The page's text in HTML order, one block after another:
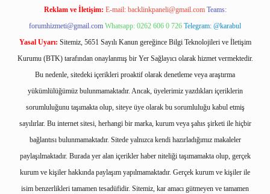
Reklam ve İletişim: E-mail: backlinkpaneli@gmail.com Teams:
forumhizmeti@gmail.com Whatsapp: 0262 606 0 726 Telegram: @karabul
Yasal Uyarı: Sitemiz, 5651 Sayılı Kanun gereğince Bilgi Teknolojileri ve İletişim
Kurumu (BTK) tarafından onaylanmış bir Yer Sağlayıcı olarak hizmet vermektedir.
Bu nedenle, sitedeki içerikleri proaktif olarak denetleme veya araştırma
yükümlülüğümüz bulunmamaktadır. Ancak, üyelerimiz yazdıkları içeriklerin
sorumluluğunu taşımakta olup, siteye üye olarak bu sorumluluğu kabul etmiş
sayılırlar. Bu internet sitesi, herhangi bir marka, kurum veya şahıs şirketi ile hiçbir
bağlantısı bulunmamaktadır. Sitede yalnızca kendi hazırladığımız makaleler
paylaşılmaktadır. Burada yer alan içerikler haber niteliği taşımamakta olup, gerçek
kurum ve kişiler hakkında paylaşım yapılmamaktadır. Gerçek kurum ve kişiler ile
isim benzerlikleri tamamen tesadüfidir. Sitemiz, kar amacı gütmeyen ve tamamen